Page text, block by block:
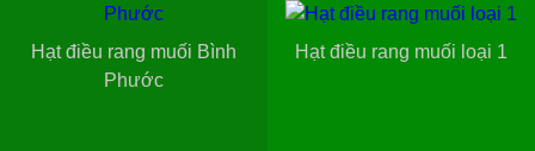
Hạt điều rang muối Bình
Phước
Hạt điều rang muối loại 1